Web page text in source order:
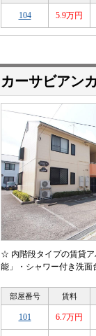
104 5.9万円
カーサビアン
☆ 内階段タイプの賃貸
能」・シャワー付き洗面
部屋番号 賃料
101 6.7万円